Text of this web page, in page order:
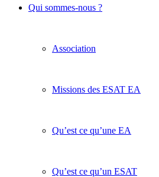
Qui sommes-nous ?
Association
Missions des ESAT EA
Qu’est ce qu’une EA
Qu’est ce qu’un ESAT